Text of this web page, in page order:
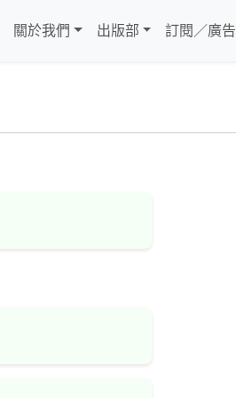
關於我們 出版部 訂閱／廣告